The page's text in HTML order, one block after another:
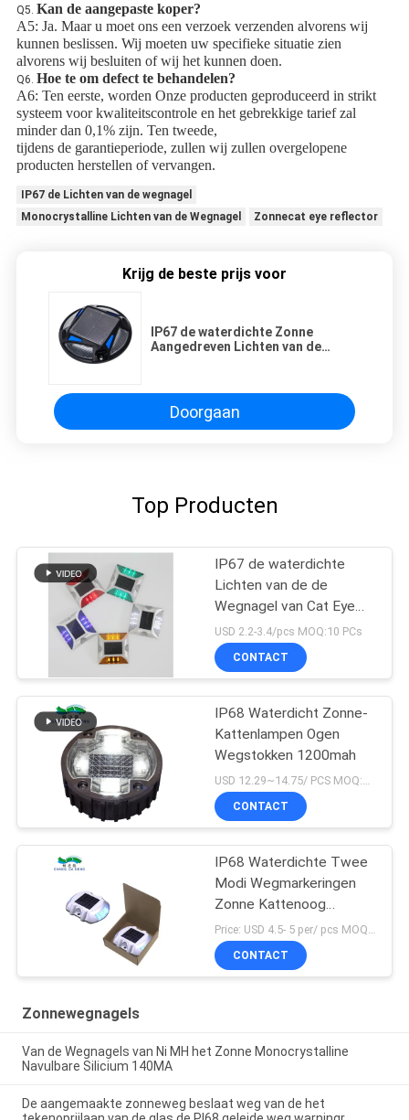
Q5. Kan de aangepaste koper?
A5: Ja. Maar u moet ons een verzoek verzenden alvorens wij
kunnen beslissen. Wij moeten uw specifieke situatie zien
alvorens wij besluiten of wij het kunnen doen.
Q6. Hoe te om defect te behandelen?
A6: Ten eerste, worden Onze producten geproduceerd in strikt
systeem voor kwaliteitscontrole en het gebrekkige tarief zal
minder dan 0,1% zijn. Ten tweede,
tijdens de garantieperiode, zullen wij zullen overgelopene
producten herstellen of vervangen.
IP67 de Lichten van de wegnagel
Monocrystalline Lichten van de Wegnagel
Zonnecat eye reflector
Krijg de beste prijs voor
IP67 de waterdichte Zonne
Aangedreven Lichten van de
Doorgaan
Top Producten
IP67 de waterdichte
Lichten van de de
Wegnagel van Cat Eye
Road Stud Outdoor
Zonne
USD 2.2-3.4/pcs MOQ:10 PCs
CONTACT
IP68 Waterdicht Zonne-
Kattenlampen Ogen
Wegstokken 1200mah
CONTACT
IP68 Waterdichte Twee
Modi Wegmarkeringen
Zonne Kattenoog
Wegmarkering
CONTACT
Zonnewegnagels
Van de Wegnagels van Ni MH het Zonne Monocrystalline
Navulbare Silicium 140MA
De aangemaakte zonneweg beslaat weg van de het